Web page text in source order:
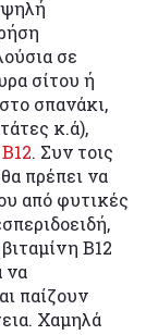
σε
σίτου ή
σπανάκι,
κ.ά),
B12. Συν τοις
πρέπει να
από φυτικές
B12
να
παίζουν
Χαμηλά